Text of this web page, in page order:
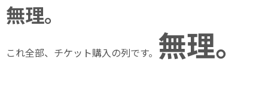
無理。
これ全部、チケット購入の列です。 無理。